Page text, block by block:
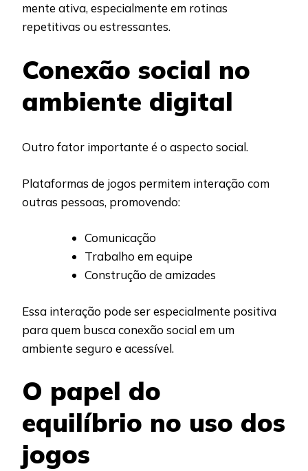
mente ativa, especialmente em rotinas
repetitivas ou estressantes.
Conexão social no
ambiente digital
Outro fator importante é o aspecto social.
Plataformas de jogos permitem interação com
outras pessoas, promovendo:
Comunicação
Trabalho em equipe
Construção de amizades
Essa interação pode ser especialmente positiva
para quem busca conexão social em um
ambiente seguro e acessível.
O papel do
equilíbrio no uso dos
jogos